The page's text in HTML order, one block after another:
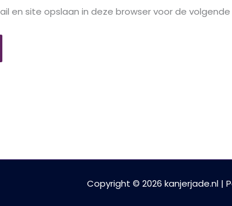
en site opslaan in deze browser voor de
Copyright © 2026 kanjerjade.nl |